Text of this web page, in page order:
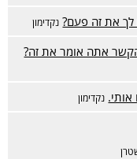
את זה פעם? נקדימון
אתה אומר את זה?
נקדימון